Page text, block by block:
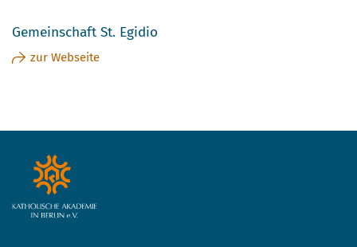
Gemeinschaft St. Egidio
zur Webseite